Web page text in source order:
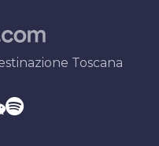
Toscana